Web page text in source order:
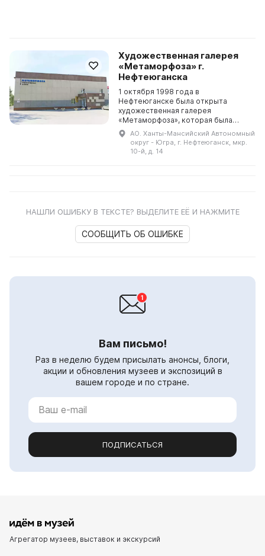
Художественная галерея
«Метаморфоза» г.
Нефтеюганска
1 октября 1998 года в
Нефтеюганске была открыта
художественная галерея
«Метаморфоза», которая была
построена при поддержке гранта
губернатора ХМАО. Директор и
создатель галереи - Зонина
АО. Ханты-Мансийский Автономный
округ - Югра, г. Нефтеюганск, мкр.
10-й, д. 14
НАШЛИ ОШИБКУ В ТЕКСТЕ? ВЫДЕЛИТЕ ЕЁ И НАЖМИТЕ
СООБЩИТЬ ОБ ОШИБКЕ
Вам письмо!
Раз в неделю будем присылать анонсы, блоги,
акции и обновления музеев и экспозиций в
вашем городе и по стране.
ПОДПИСАТЬСЯ
Агрегатор музеев, выставок и экскурсий